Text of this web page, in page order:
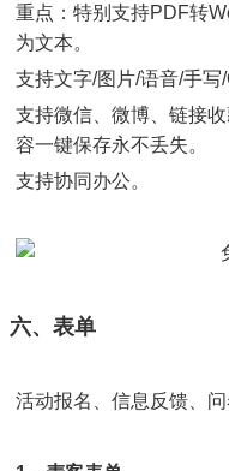
重点：特别支持PDF转
为文本。
支持文字/图片/语音/手写
支持微信、微博、链接
容一键保存永不丢失。
支持协同办公。
六、表单
活动报名、信息反馈、问